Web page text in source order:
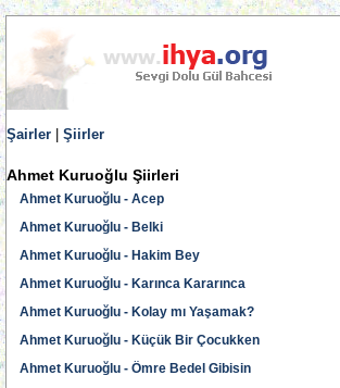
Şairler Şiirler
Ahmet Kuruoğlu Şiirleri
Ahmet Kuruoğlu - Acep
Ahmet Kuruoğlu - Belki
Ahmet Kuruoğlu - Hakim Bey
Ahmet Kuruoğlu - Karınca Kararınca
Ahmet Kuruoğlu - Kolay mı Yaşamak?
Ahmet Kuruoğlu - Küçük Bir Çocukken
Ahmet Kuruoğlu - Ömre Bedel Gibisin